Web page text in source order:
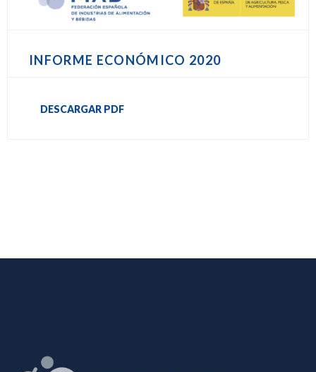
INFORME ECONÓMICO 2020
DESCARGAR PDF